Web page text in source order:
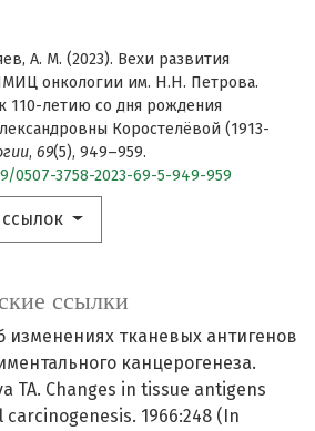
А. М. (2023). Вехи развития
онкологии им. Н.Н. Петрова.
110-летию со дня рождения
Коростелёвой (1913-
, 69(5), 949–959.
0507-3758-2023-69-5-949-959
ссылки
изменениях тканевых антигенов
канцерогенеза.
TA. Changes in tissue antigens
1966:248 (In